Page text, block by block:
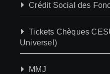
Crédit Social des
Tickets Chèques
Universel)
MMJ